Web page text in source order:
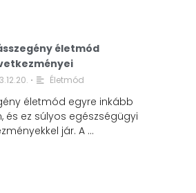
életmód
• Életmód
életmód egyre inkább
és ez súlyos egészségügyi
jár. A …